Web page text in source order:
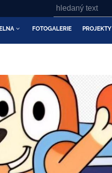
FOTOGALERIE PROJEKTY